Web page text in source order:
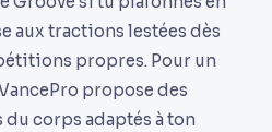
aux tractions lestées dès
propres. Pour un
propose des
corps adaptés à ton